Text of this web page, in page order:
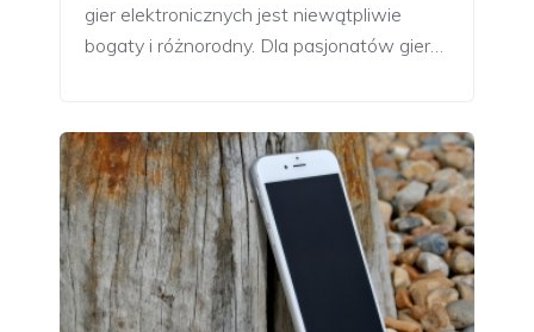
gier elektronicznych jest niewątpliwie
bogaty i różnorodny. Dla pasjonatów gier…